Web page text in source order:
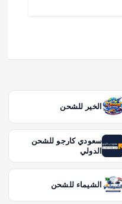
الخير للشحن
سعودي كارجو للشحن
الدولي
الشيماء للشحن